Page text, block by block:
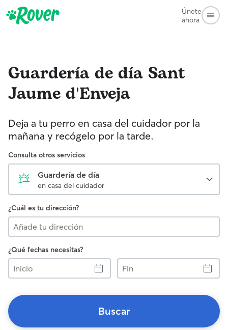
Únete
ahora
Guardería de día Sant
Jaume d'Enveja
Deja a tu perro en casa del cuidador por la
mañana y recógelo por la tarde.
Consulta otros servicios
Guardería de día
en casa del cuidador
¿Cuál es tu dirección?
¿Qué fechas necesitas?
Inicio
Fin
Buscar